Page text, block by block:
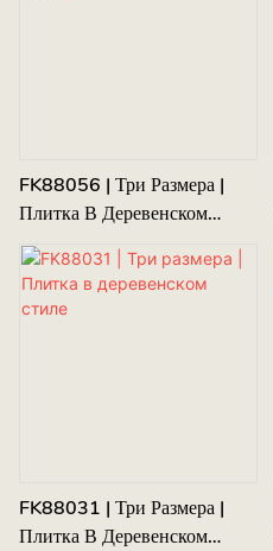
FK88056 | Три Размера |
Плитка В Деревенском
Стиле
FK88031 | Три Размера |
Плитка В Деревенском